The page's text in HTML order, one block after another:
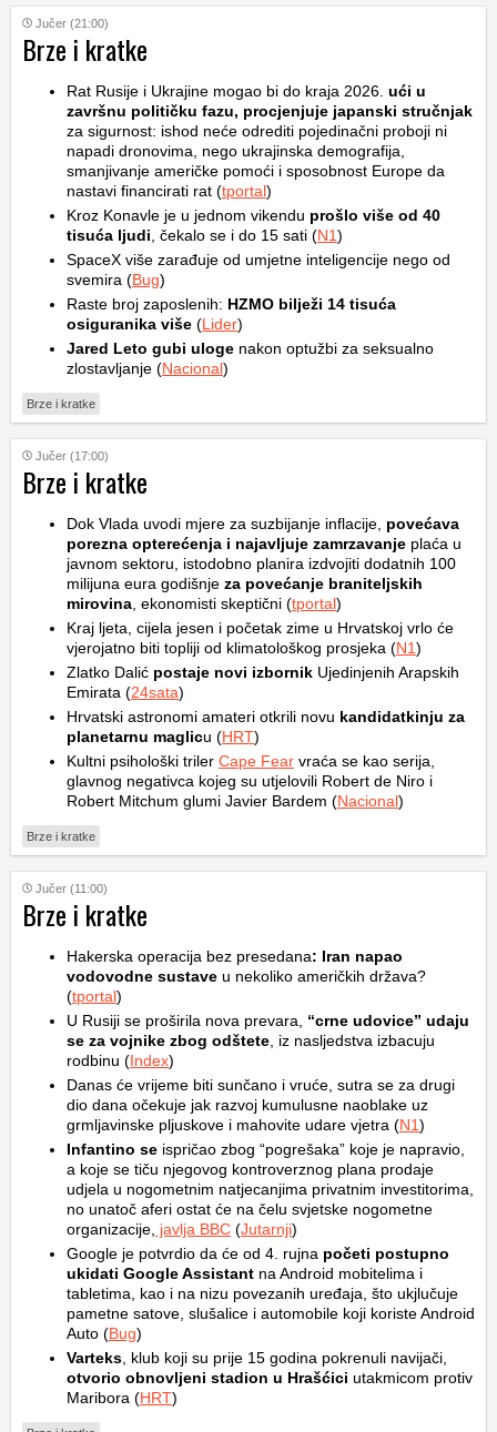
Jučer (21:00)
Brze i kratke
Rat Rusije i Ukrajine mogao bi do kraja 2026. ući u
završnu političku fazu, procjenjuje japanski stručnjak
za sigurnost: ishod neće odrediti pojedinačni proboji ni
napadi dronovima, nego ukrajinska demografija,
smanjivanje američke pomoći i sposobnost Europe da
nastavi financirati rat (tportal)
Kroz Konavle je u jednom vikendu prošlo više od 40
tisuća ljudi , čekalo se i do 15 sati (N1)
SpaceX više zarađuje od umjetne inteligencije nego od
svemira (Bug)
Raste broj zaposlenih: HZMO bilježi 14 tisuća
osiguranika više (Lider)
Jared Leto gubi uloge nakon optužbi za seksualno
zlostavljanje (Nacional)
Brze i kratke
Jučer (17:00)
Brze i kratke
Dok Vlada uvodi mjere za suzbijanje inflacije, povećava
porezna opterećenja i najavljuje zamrzavanje plaća u
javnom sektoru, istodobno planira izdvojiti dodatnih 100
milijuna eura godišnje za povećanje braniteljskih
mirovina , ekonomisti skeptični (tportal)
Kraj ljeta, cijela jesen i početak zime u Hrvatskoj vrlo će
vjerojatno biti topliji od klimatološkog prosjeka (N1)
Zlatko Dalić postaje novi izbornik Ujedinjenih Arapskih
Emirata (24sata)
Hrvatski astronomi amateri otkrili novu kandidatkinju za
planetarnu maglicu (HRT)
Kultni psihološki triler Cape Fear vraća se kao serija,
glavnog negativca kojeg su utjelovili Robert de Niro i
Robert Mitchum glumi Javier Bardem (Nacional)
Brze i kratke
Jučer (11:00)
Brze i kratke
Hakerska operacija bez presedana: Iran napao
vodovodne sustave u nekoliko američkih država?
(tportal)
U Rusiji se proširila nova prevara, “crne udovice” udaju
se za vojnike zbog odštete , iz nasljedstva izbacuju
rodbinu (Index)
Danas će vrijeme biti sunčano i vruće, sutra se za drugi
dio dana očekuje jak razvoj kumulusne naoblake uz
grmljavinske pljuskove i mahovite udare vjetra (N1)
Infantino se ispričao zbog “pogrešaka” koje je napravio,
a koje se tiču njegovog kontroverznog plana prodaje
udjela u nogometnim natjecanjima privatnim investitorima,
no unatoč aferi ostat će na čelu svjetske nogometne
organizacije, javlja BBC (Jutarnji)
Google je potvrdio da će od 4. rujna početi postupno
ukidati Google Assistant na Android mobitelima i
tabletima, kao i na nizu povezanih uređaja, što ukjlučuje
pametne satove, slušalice i automobile koji koriste Android
Auto (Bug)
Varteks , klub koji su prije 15 godina pokrenuli navijači,
otvorio obnovljeni stadion u Hrašćici utakmicom protiv
Maribora (HRT)